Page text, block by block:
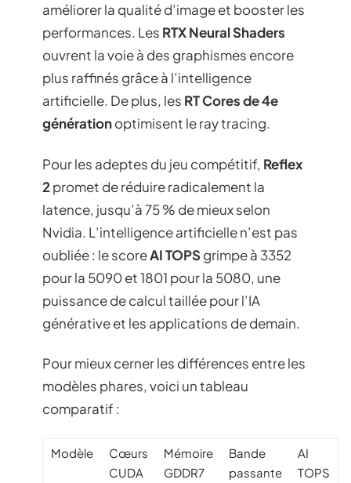
améliorer la qualité d’image et booster les
performances. Les RTX Neural Shaders
ouvrent la voie à des graphismes encore
plus raffinés grâce à l’intelligence
artificielle. De plus, les RT Cores de 4e
générationoptimisent le ray tracing.
Pour les adeptes du jeu compétitif, Reflex
2promet de réduire radicalement la
latence, jusqu’à 75 % de mieux selon
Nvidia. L’intelligence artificielle n’est pas
oubliée : le scoreAI TOPSgrimpe à 3352
pour la 5090 et 1801 pour la 5080, une
puissance de calcul taillée pour l’IA
générative et les applications de demain.
Pour mieux cerner les différences entre les
modèles phares, voici un tableau
comparatif :
Modèle
Cœurs
CUDA
Mémoire
GDDR7
Bande
passante
AI
TOPS